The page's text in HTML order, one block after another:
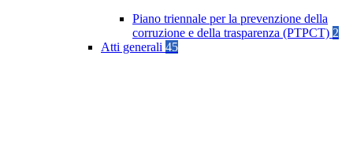
Piano triennale per la prevenzione della
corruzione e della trasparenza (PTPCT) 2
Atti generali 45